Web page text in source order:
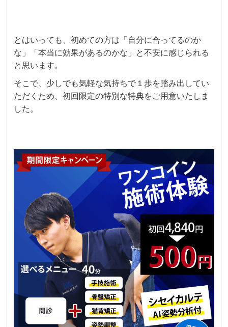
とはいっても、初めての方は「自分に合ってるのか
な」「本当に効果があるのかな」と不安に感じられる
と思います。
そこで、少しでも気軽な気持ちで１歩を踏み出してい
ただくため、初回限定の特別な特典をご用意いたしま
した。